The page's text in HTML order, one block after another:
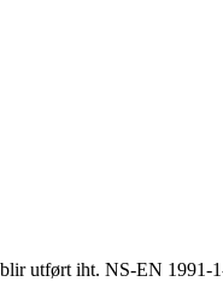
utført iht. NS-EN